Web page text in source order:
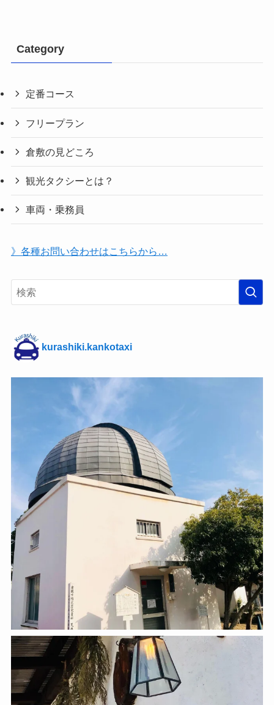
Category
定番コース
フリープラン
倉敷の見どころ
観光タクシーとは？
車両・乗務員
》各種お問い合わせはこちらから…
kurashiki.kankotaxi